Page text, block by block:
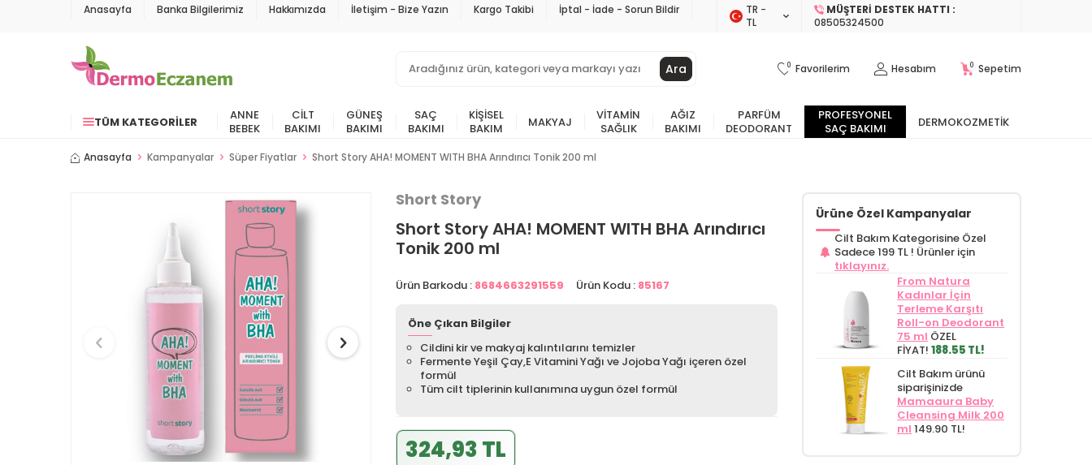
Anasayfa Banka Bilgilerimiz Hakkımızda İletişim - Bize Yazın Kargo Takibi İptal - İade - Sorun Bildir
TR −
TL
MÜŞTERI DESTEK HATTI :
08505324500
Ara 0 Favorilerim Hesabım 0 Sepetim
TÜM KATEGORILER
ANNE
BEBEK
CILT
BAKIMI
GÜNEŞ
BAKIMI
SAÇ
BAKIMI
KIŞISEL
BAKIM
MAKYAJ
VITAMIN
SAĞLIK
AĞIZ
BAKIMI
PARFÜM
DEODORANT
PROFESYONEL
SAÇ BAKIMI
DERMOKOZMETIK
Anasayfa Kampanyalar Süper Fiyatlar Short Story AHA! MOMENT WITH BHA Arındırıcı Tonik 200 ml
Short Story
Short Story AHA! MOMENT WITH BHA Arındırıcı
Tonik 200 ml
Ürün Barkodu : 8684663291559 Ürün Kodu : 85167
Öne Çıkan Bilgiler
Cildini kir ve makyaj kalıntılarını temizler
Fermente Yeşil Çay,E Vitamini Yağı ve Jojoba Yağı içeren özel
formül
Tüm cilt tiplerinin kullanımına uygun özel formül
324,93 TL
Ürüne Özel Kampanyalar
Cilt Bakım Kategorisine Özel
Sadece 199 TL ! Ürünler için
tıklayınız.
From Natura
Kadınlar İçin
Terleme Karşıtı
Roll-on Deodorant
75 ml ÖZEL
FİYAT! 188.55 TL!
Cilt Bakım ürünü
siparişinizde
Mamaaura Baby
Cleansing Milk 200
ml 149.90 TL!